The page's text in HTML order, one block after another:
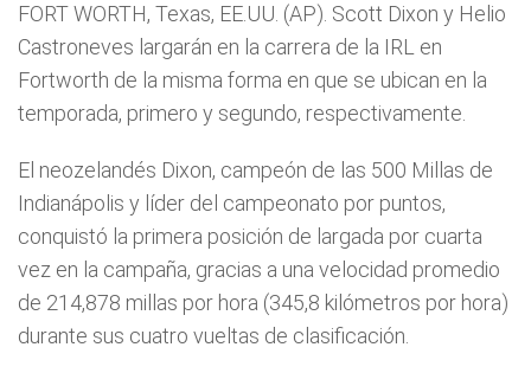
FORT WORTH, Texas, EE.UU. (AP). Scott Dixon y Helio
Castroneves largarán en la carrera de la IRL en
Fortworth de la misma forma en que se ubican en la
temporada, primero y segundo, respectivamente.
El neozelandés Dixon, campeón de las 500 Millas de
Indianápolis y lí­der del campeonato por puntos,
conquistó la primera posición de largada por cuarta
vez en la campaña, gracias a una velocidad promedio
de 214,878 millas por hora (345,8 kilómetros por hora)
durante sus cuatro vueltas de clasificación.